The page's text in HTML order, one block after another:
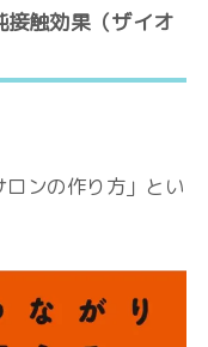
触効果（ザイオ
ンの作り方」とい